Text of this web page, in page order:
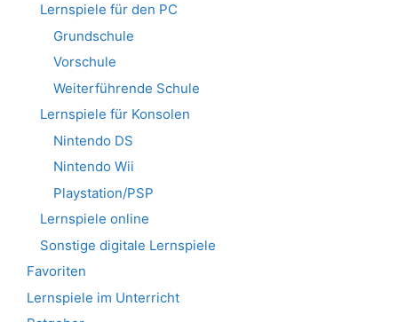
Lernspiele für den PC
Grundschule
Vorschule
Weiterführende Schule
Lernspiele für Konsolen
Nintendo DS
Nintendo Wii
Playstation/PSP
Lernspiele online
Sonstige digitale Lernspiele
Favoriten
Lernspiele im Unterricht